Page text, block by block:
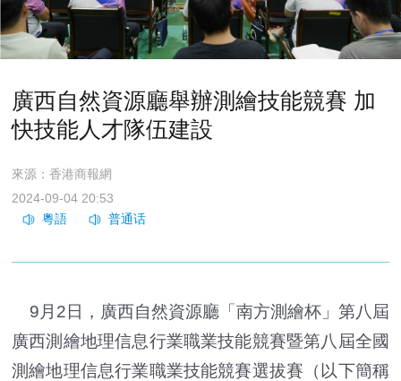
廣西自然資源廳舉辦測繪技能競賽 加
快技能人才隊伍建設
來源：香港商報網
2024-09-04 20:53
9月2日，廣西自然資源廳「南方測繪杯」第八屆
廣西測繪地理信息行業職業技能競賽暨第八屆全國
測繪地理信息行業職業技能競賽選拔賽（以下簡稱